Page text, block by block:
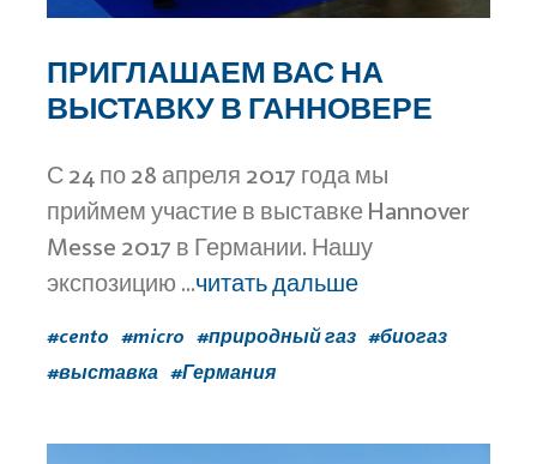
ПРИГЛАШАЕМ ВАС НА
ВЫСТАВКУ В ГАННОВЕРЕ
С 24 по 28 апреля 2017 года мы
приймем участие в выставке Hannover
Messe 2017 в Германии. Нашу
экспозицию ...читать дальше
#cento #micro #природный газ #биогаз
#выставка #Германия